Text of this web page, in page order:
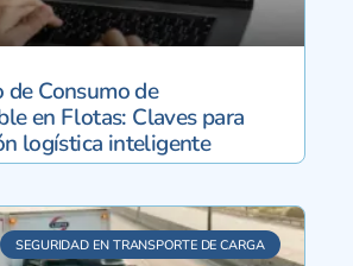
Consumo de
en Flotas: Claves para
logística inteligente
SEGURIDAD EN TRANSPORTE DE CARGA